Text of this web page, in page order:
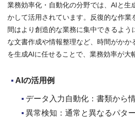
業務効率化・自動化の分野では、AIと生
かして活用されています。反復的な作業
間はより創造的な業務に集中できるよう
な文書作成や情報整理など、時間がかか
を生成AIに任せることで、業務効率が大
AI の活用例
データ入力自動化：書類から
異常検知：通常と異なるパタ